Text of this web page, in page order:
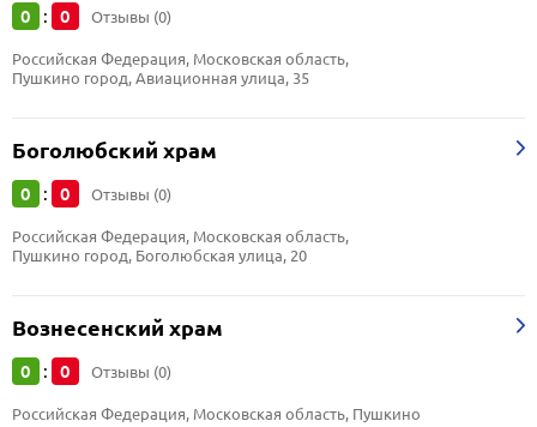
0 : 0 Отзывы (0)
Российская Федерация, Московская область,
Пушкино город, Авиационная улица, 35
Боголюбский храм
0 : 0 Отзывы (0)
Российская Федерация, Московская область,
Пушкино город, Боголюбская улица, 20
Вознесенский храм
0 : 0 Отзывы (0)
Российская Федерация, Московская область, Пушкино